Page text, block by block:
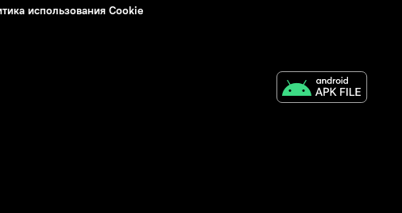
использования Cookie